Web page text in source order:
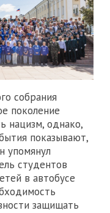
собрания
поколение
нацизм, однако,
показывают,
упомянул
студентов
в автобусе
защищать